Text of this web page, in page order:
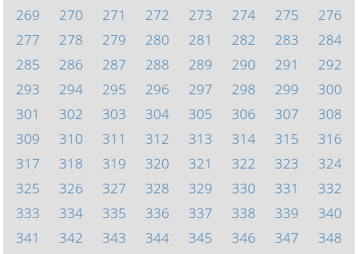
269
270 271 272 273 274 275
276
277
278 279 280 281 282 283
284
285
286 287 288 289 290 291
292
293
294 295 296 297 298 299
300
301
302 303 304 305 306 307
308
309
310 311 312 313 314 315
316
317
318 319 320 321 322 323
324
325
326 327 328 329 330 331
332
333
334 335 336 337 338 339
340
341
342 343 344 345 346 347
348